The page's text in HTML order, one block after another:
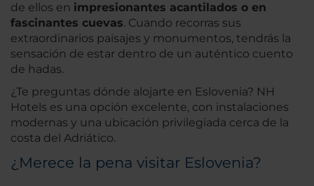
de ellos en impresionantes acantilados o en
fascinantes cuevas. Cuando recorras sus
extraordinarios paisajes y monumentos, tendrás la
sensación de estar dentro de un auténtico cuento
de hadas.
¿Te preguntas dónde alojarte en Eslovenia? NH
Hotels es una opción excelente, con instalaciones
modernas y una ubicación privilegiada cerca de la
costa del Adriático.
¿Merece la pena visitar Eslovenia?